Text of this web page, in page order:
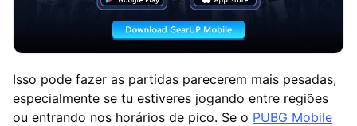
Isso pode fazer as partidas parecerem mais pesadas,
especialmente se tu estiveres jogando entre regiões
ou entrando nos horários de pico. Se o PUBG Mobile